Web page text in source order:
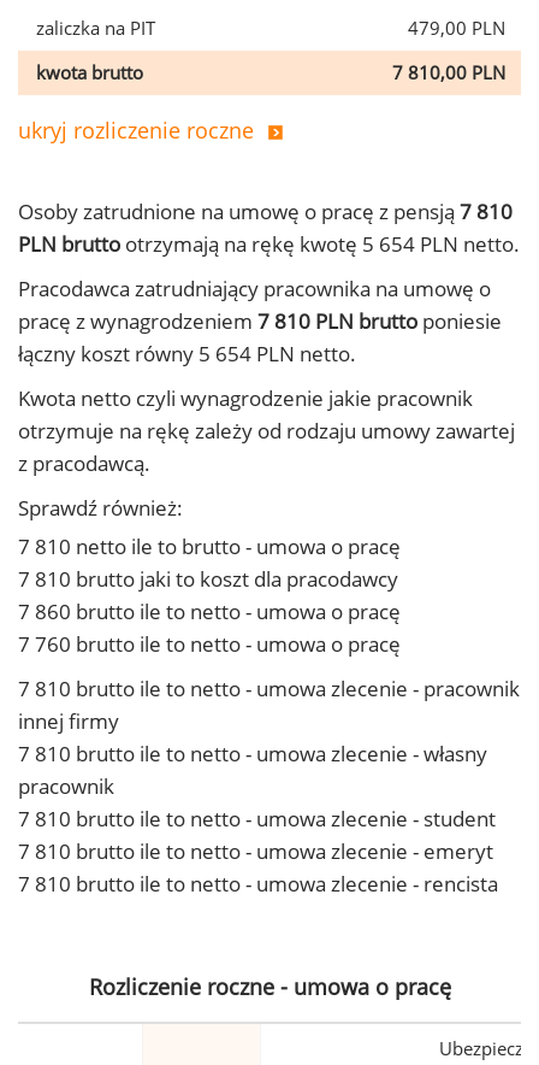
zaliczka na PIT
479,00 PLN
kwota brutto
7 810,00 PLN
ukryj rozliczenie roczne
Osoby zatrudnione na umowę o pracę z pensją 7 810
PLN brutto otrzymają na rękę kwotę 5 654 PLN netto.
Pracodawca zatrudniający pracownika na umowę o
pracę z wynagrodzeniem 7 810 PLN brutto poniesie
łączny koszt równy 5 654 PLN netto.
Kwota netto czyli wynagrodzenie jakie pracownik
otrzymuje na rękę zależy od rodzaju umowy zawartej
z pracodawcą.
Sprawdź również:
7 810 netto ile to brutto - umowa o pracę
7 810 brutto jaki to koszt dla pracodawcy
7 860 brutto ile to netto - umowa o pracę
7 760 brutto ile to netto - umowa o pracę
7 810 brutto ile to netto - umowa zlecenie - pracownik
innej firmy
7 810 brutto ile to netto - umowa zlecenie - własny
pracownik
7 810 brutto ile to netto - umowa zlecenie - student
7 810 brutto ile to netto - umowa zlecenie - emeryt
7 810 brutto ile to netto - umowa zlecenie - rencista
Rozliczenie roczne - umowa o pracę